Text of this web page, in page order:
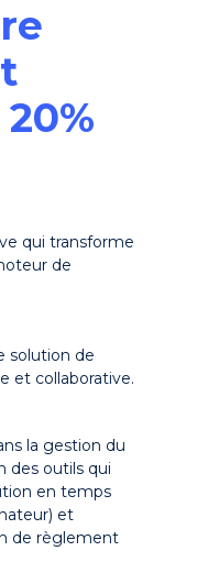
qui transforme
de
solution de
et collaborative.
la gestion du
des outils qui
en temps
et
de règlement